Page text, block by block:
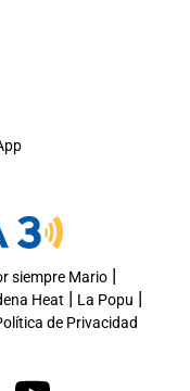
siempre Mario|
Heat | La Popu |
de Privacidad